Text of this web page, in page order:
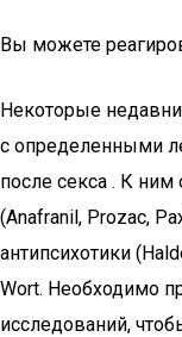
Вы можете
Некоторые
с определенными
после секса . К ним
(Anafranil, Prozac,
антипсихотики
Wort. Необходимо
исследований,